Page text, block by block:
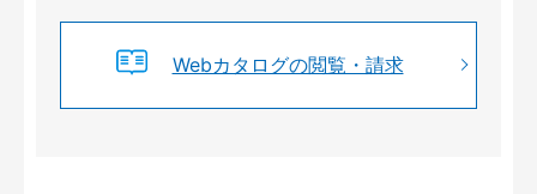
Webカタログの閲覧・請求